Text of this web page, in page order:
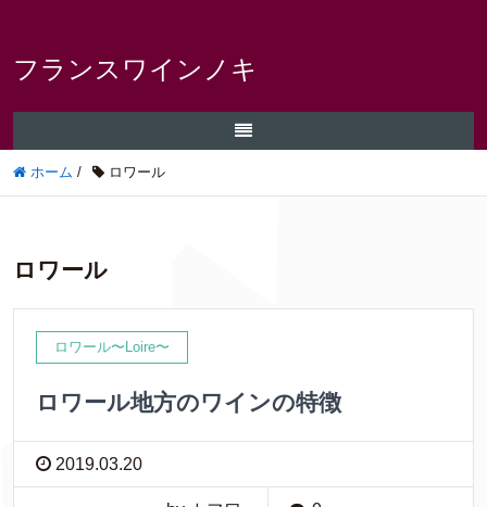
フランスワインノキ
ホーム / ロワール
ロワール
ロワール〜Loire〜
ロワール地方のワインの特徴
2019.03.20